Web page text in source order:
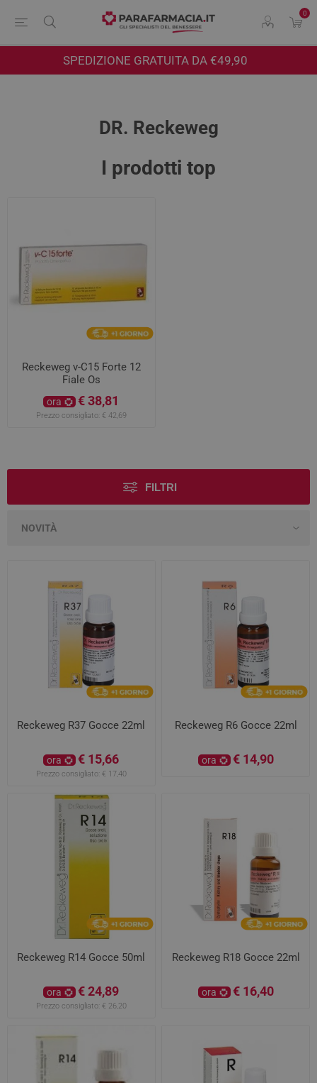
0
SPEDIZIONE GRATUITA DA €49,90
DR. Reckeweg
I prodotti top
Reckeweg v-C15 Forte 12
Fiale Os
ora € 38,81
Prezzo consigliato: € 42,69
FILTRI
Reckeweg R37 Gocce 22ml
ora € 15,66
Prezzo consigliato: € 17,40
Reckeweg R6 Gocce 22ml
ora € 14,90
Reckeweg R14 Gocce 50ml
ora € 24,89
Prezzo consigliato: € 26,20
Reckeweg R18 Gocce 22ml
ora € 16,40